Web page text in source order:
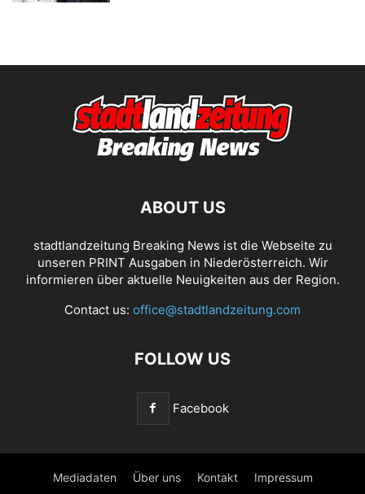
ABOUT US
stadtlandzeitung Breaking News ist die Webseite zu
unseren PRINT Ausgaben in Niederösterreich. Wir
informieren über aktuelle Neuigkeiten aus der Region.
Contact us: office@stadtlandzeitung.com
FOLLOW US
Facebook
Mediadaten Über uns Kontakt Impressum